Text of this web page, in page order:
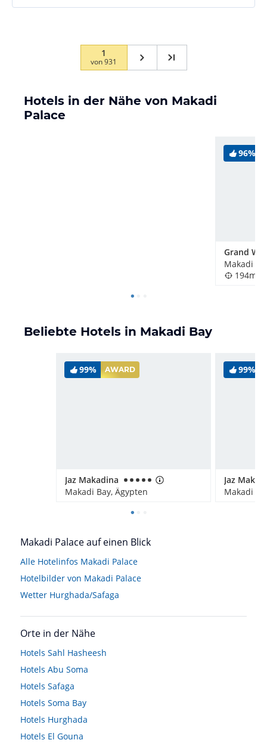
1
von931
Hotels in der Nähe von Makadi
Palace
96%
Makadi
194m
Beliebte Hotels in Makadi Bay
99% AWARD
Jaz Makadina
Makadi Bay, Ägypten
99%
Makadi
Makadi Palace auf einen Blick
Alle Hotelinfos Makadi Palace
Hotelbilder von Makadi Palace
Wetter Hurghada/Safaga
Orte in der Nähe
Hotels Sahl Hasheesh
Hotels Abu Soma
Hotels Safaga
Hotels Soma Bay
Hotels Hurghada
Hotels El Gouna